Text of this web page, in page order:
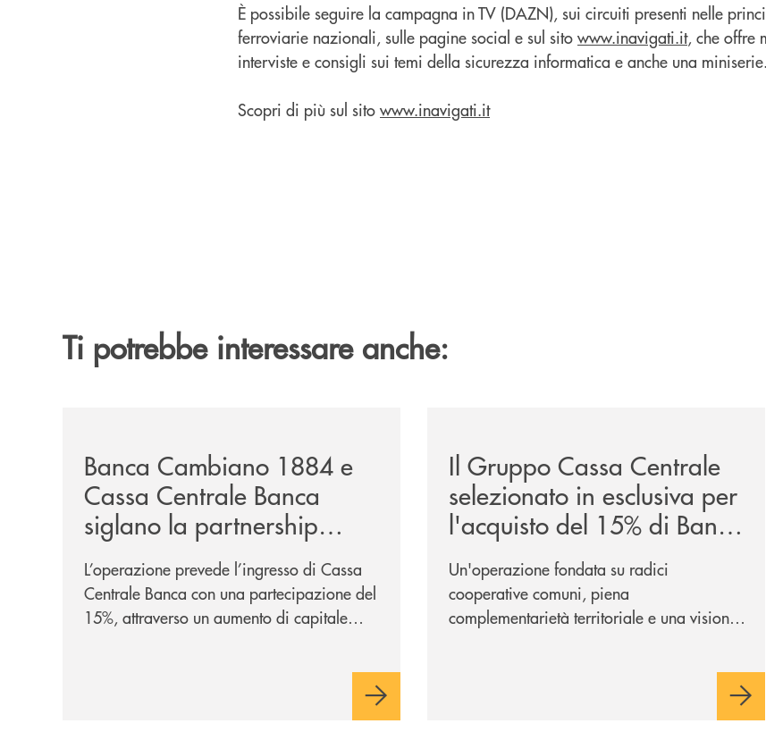
È possibile seguire la campagna in TV (DAZN), sui circuiti presenti nelle
ferroviarie nazionali, sulle pagine social e sul sito www.inavigati.it, che offre
interviste e consigli sui temi della sicurezza informatica e anche una miniserie.
Scopri di più sul sito www.inavigati.it
Ti potrebbe interessare anche:
Banca Cambiano 1884 e
Cassa Centrale Banca
siglano la partnership
strategica
L’operazione prevede l’ingresso di Cassa
Centrale Banca con una partecipazione del
15%, attraverso un aumento di capitale
sulla condivisione di valori comuni e sulla
prossimità ai territori, per ampliare l’offerta
Il Gruppo Cassa Centrale
selezionato in esclusiva per
l'acquisto del 15% di Banca
Cambiano 1884
Un'operazione fondata su radici
cooperative comuni, piena
complementarietà territoriale e una visione